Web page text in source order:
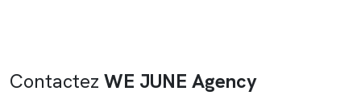
Contactez WE JUNE Agency